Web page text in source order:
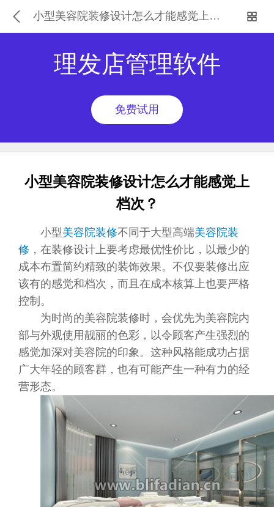
小型美容院装修设计怎么才能感觉上档次？
理发店管理软件
免费试用
小型美容院装修设计怎么才能感觉上
档次？
小型美容院装修不同于大型高端美容院装
修 ，在装修设计上要考虑最优性价比，以最少的
成本布置简约精致的装饰效果。不仅要装修出应
该有的感觉和档次，而且在成本核算上也要严格
控制。
为时尚的美容院装修时，会优先为美容院内
部与外观使用靓丽的色彩，以令顾客产生强烈的
感觉加深对美容院的印象。这种风格能成功占据
广大年轻的顾客群，也有可能产生一种有力的经
营形态。